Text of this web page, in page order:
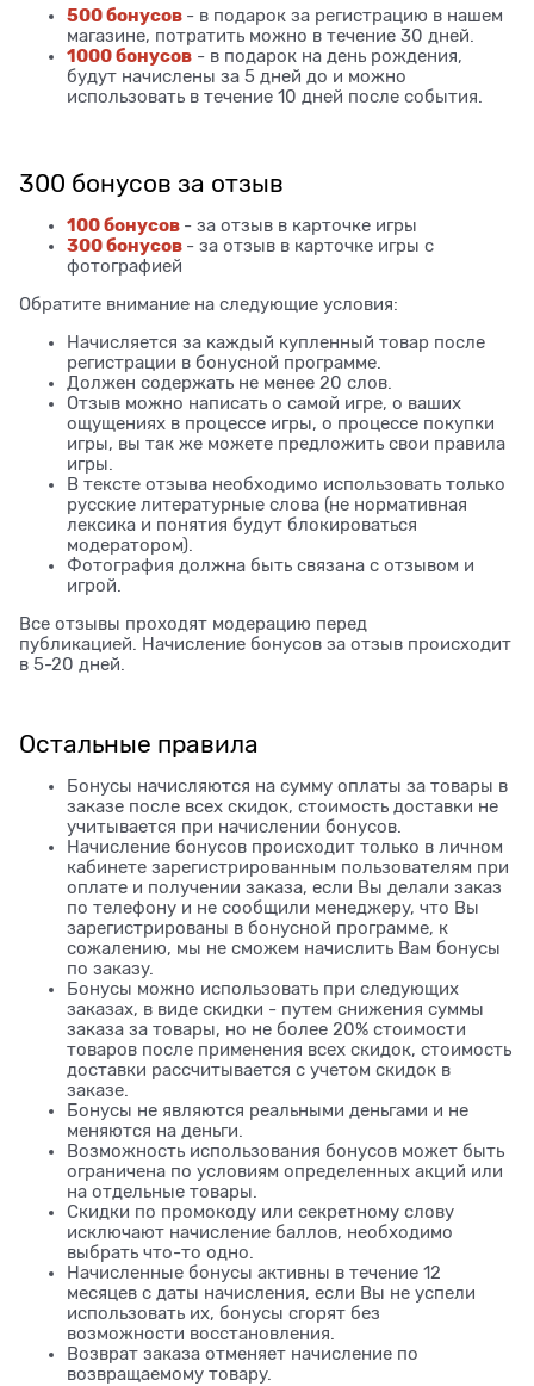
500 бонусов - в подарок за регистрацию в нашем
магазине, потратить можно в течение 30 дней.
1000 бонусов - в подарок на день рождения,
будут начислены за 5 дней до и можно
использовать в течение 10 дней после события.
300 бонусов за отзыв
100 бонусов - за отзыв в карточке игры
300 бонусов - за отзыв в карточке игры с
фотографией
Обратите внимание на следующие условия:
Начисляется за каждый купленный товар после
регистрации в бонусной программе.
Должен содержать не менее 20 слов.
Отзыв можно написать о самой игре, о ваших
ощущениях в процессе игры, о процессе покупки
игры, вы так же можете предложить свои правила
игры.
В тексте отзыва необходимо использовать только
русские литературные слова (не нормативная
лексика и понятия будут блокироваться
модератором).
Фотография должна быть связана с отзывом и
игрой.
Все отзывы проходят модерацию перед
публикацией. Начисление бонусов за отзыв происходит
в 5-20 дней.
Остальные правила
Бонусы начисляются на сумму оплаты за товары в
заказе после всех скидок, стоимость доставки не
учитывается при начислении бонусов.
Начисление бонусов происходит только в личном
кабинете зарегистрированным пользователям при
оплате и получении заказа, если Вы делали заказ
по телефону и не сообщили менеджеру, что Вы
зарегистрированы в бонусной программе, к
сожалению, мы не сможем начислить Вам бонусы
по заказу.
Бонусы можно использовать при следующих
заказах, в виде скидки - путем снижения суммы
заказа за товары, но не более 20% стоимости
товаров после применения всех скидок, стоимость
доставки рассчитывается с учетом скидок в
заказе.
Бонусы не являются реальными деньгами и не
меняются на деньги.
Возможность использования бонусов может быть
ограничена по условиям определенных акций или
на отдельные товары.
Скидки по промокоду или секретному слову
исключают начисление баллов, необходимо
выбрать что-то одно.
Начисленные бонусы активны в течение 12
месяцев с даты начисления, если Вы не успели
использовать их, бонусы сгорят без
возможности восстановления.
Возврат заказа отменяет начисление по
возвращаемому товару.